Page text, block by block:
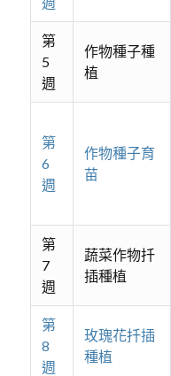
第
5
週
作物種子種
植
第
6
週
作物種子育
苗
第
7
週
蔬菜作物扦
插種植
第
8
週
玫瑰花扦插
種植